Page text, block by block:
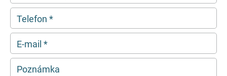
Telefon *
E-mail *
Poznámka